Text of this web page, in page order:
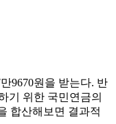
9670원을 받는다. 반
기 위한 국민연금의
합산해보면 결과적